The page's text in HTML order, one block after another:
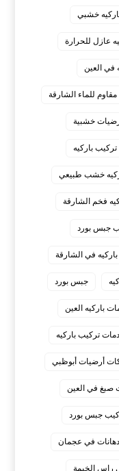
خشبي
عازل للحرارة
في العين
مقاوم للماء الشارقة
خشبية
تركيب باركيه
خشب طبيعي
فخم الشارقة
جبس بورد
في الشارقة
جبس بورد
باركيه العين
تركيب باركيه
أرضيات أبوظبي
صبغ في العين
جبس بورد
في عجمان
راس الخيمة